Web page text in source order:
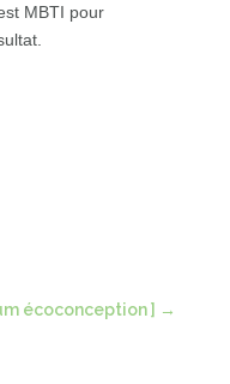
MBTI pour
écoconception ] →